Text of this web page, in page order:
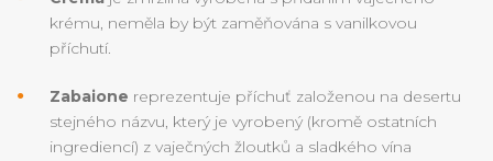
krému, neměla by být zaměňována s vanilkovou
příchutí.
Zabaione reprezentuje příchuť založenou na desertu
stejného názvu, který je vyrobený (kromě ostatních
ingrediencí) z vaječných žloutků a sladkého vína